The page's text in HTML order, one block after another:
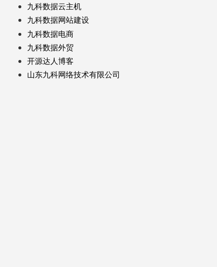
九科数据云主机
九科数据网站建设
九科数据电商
九科数据外贸
开源达人博客
山东九科网络技术有限公司